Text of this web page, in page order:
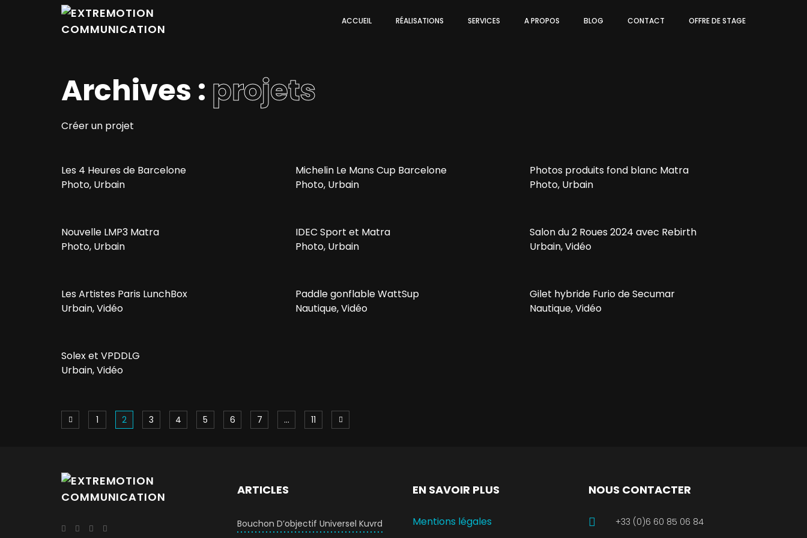
ACCUEIL RÉALISATIONS SERVICES A PROPOS BLOG CONTACT OFFRE DE STAGE
Archives : projets
Créer un projet
Les 4 Heures de Barcelone
Photo, Urbain
Michelin Le Mans Cup Barcelone
Photo, Urbain
Photos produits fond blanc Matra
Photo, Urbain
Nouvelle LMP3 Matra
Photo, Urbain
IDEC Sport et Matra
Photo, Urbain
Salon du 2 Roues 2024 avec Rebirth
Urbain, Vidéo
Les Artistes Paris LunchBox
Urbain, Vidéo
Paddle gonflable WattSup
Nautique, Vidéo
Gilet hybride Furio de Secumar
Nautique, Vidéo
Solex et VPDDLG
Urbain, Vidéo
1 2 3 4 5 6 7 … 11
ARTICLES
Bouchon D’objectif Universel Kuvrd
EN SAVOIR PLUS
Mentions légales
NOUS CONTACTER
+33 (0)6 60 85 06 84